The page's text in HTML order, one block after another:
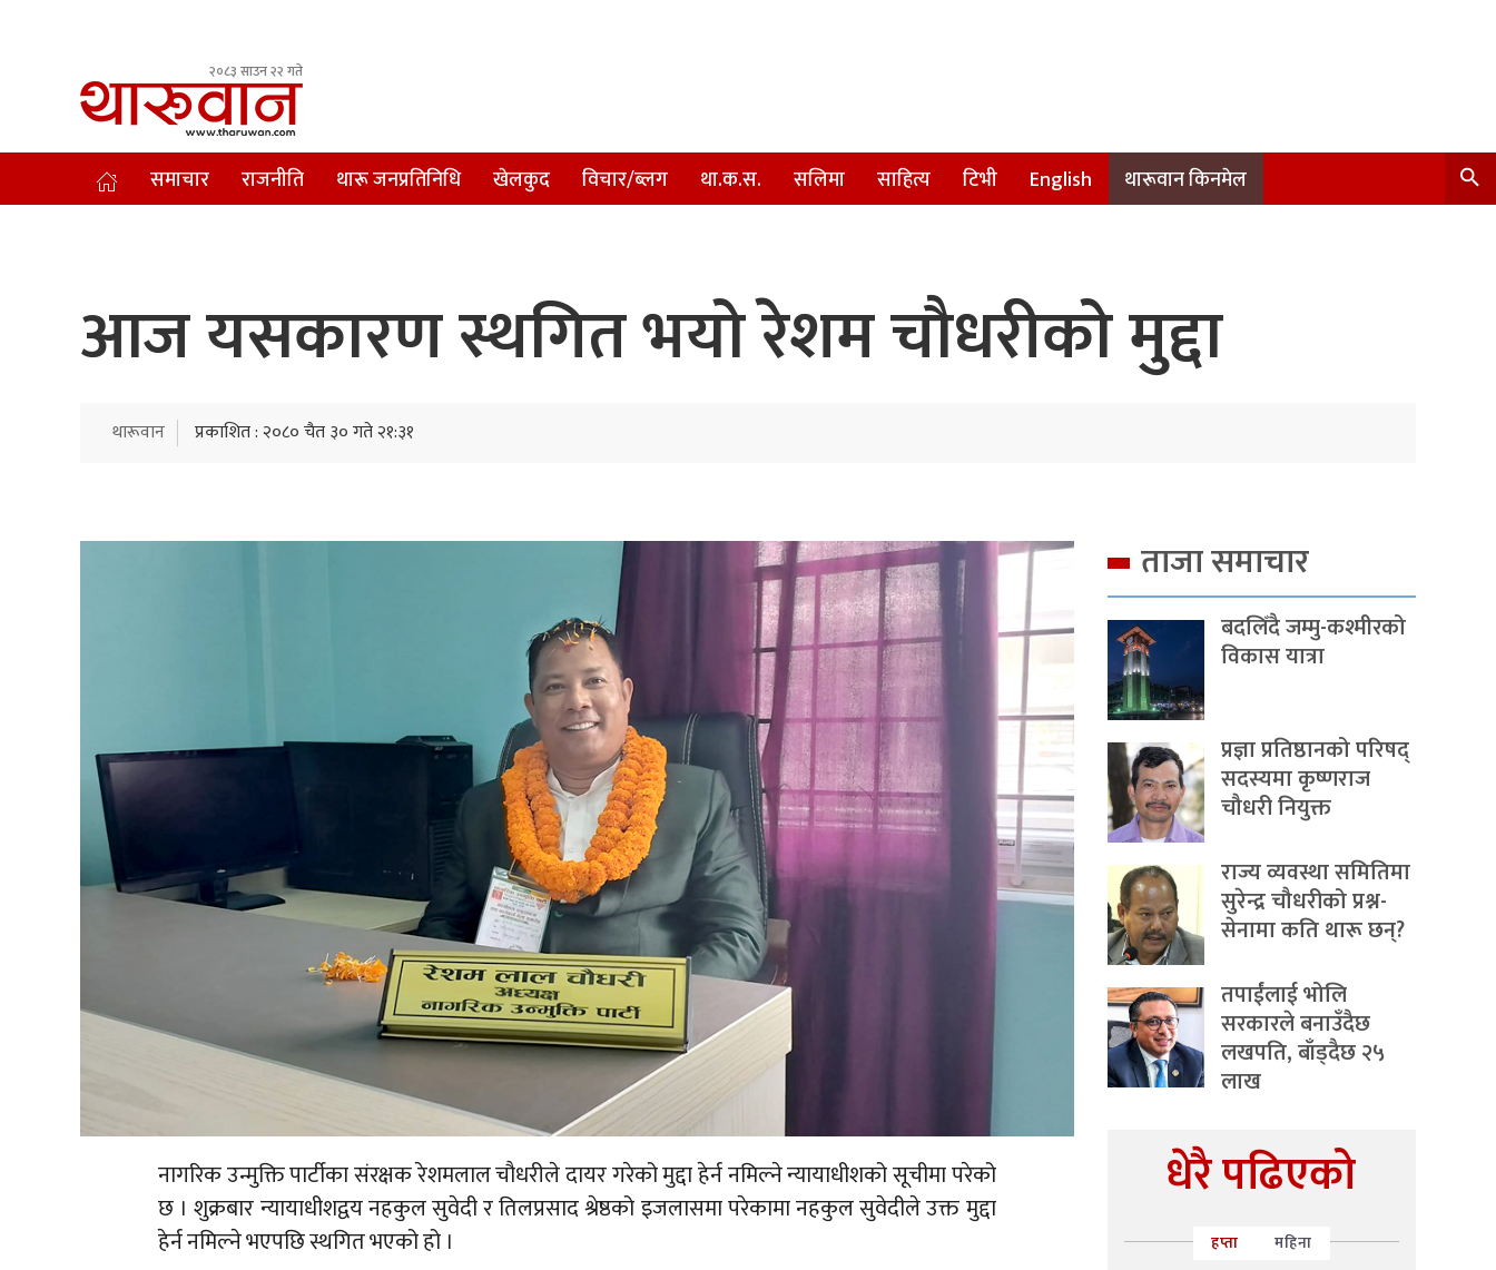
२०८३ साउन २२ गते
Leading Newsportal from Tharu Community Nepal.
समाचार राजनीति थारू जनप्रतिनिधि खेलकुद विचार/ब्लग था.क.स. सलिमा साहित्य टिभी English थारूवान किनमेल
आज यसकारण स्थगित भयो रेशम चौधरीको मुद्दा
थारूवान प्रकाशित : २०८० चैत ३० गते २१:३१
नागरिक उन्मुक्ति पार्टीका संरक्षक रेशमलाल चौधरीले दायर गरेको मुद्दा हेर्न नमिल्ने न्यायाधीशको सूचीमा परेको
छ । शुक्रबार न्यायाधीशद्वय नहकुल सुवेदी र तिलप्रसाद श्रेष्ठको इजलासमा परेकामा नहकुल सुवेदीले उक्त मुद्दा
हेर्न नमिल्ने भएपछि स्थगित भएको हो ।
ताजा समाचार
बदलिँदै जम्मु-कश्मीरको
विकास यात्रा
प्रज्ञा प्रतिष्ठानको परिषद्
सदस्यमा कृष्णराज
चौधरी नियुक्त
राज्य व्यवस्था समितिमा
सुरेन्द्र चौधरीको प्रश्न-
सेनामा कति थारू छन्?
तपाईंलाई भोलि
सरकारले बनाउँदैछ
लखपति, बाँड्दैछ २५
लाख
धेरै पढिएको
हप्ता महिना